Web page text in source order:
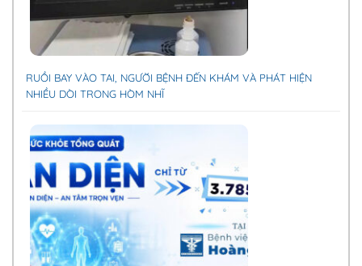
RUỒI BAY VÀO TAI, NGƯỜI BỆNH ĐẾN KHÁM VÀ PHÁT HIỆN
NHIỀU DÒI TRONG HÒM NHĨ